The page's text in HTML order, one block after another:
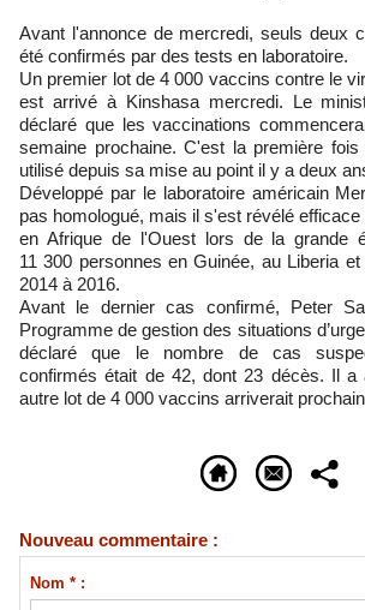
Avant l'annonce de mercredi, seuls deux
été confirmés par des tests en laboratoire.
Un premier lot de 4 000 vaccins contre le
est arrivé à Kinshasa mercredi. Le
déclaré que les vaccinations
semaine prochaine. C'est la première
utilisé depuis sa mise au point il y a deux
Développé par le laboratoire américain
pas homologué, mais il s'est révélé
en Afrique de l'Ouest lors de la grande
11 300 personnes en Guinée, au Liberia
2014 à 2016.
Avant le dernier cas confirmé, Peter
Programme de gestion des situations
déclaré que le nombre de cas
confirmés était de 42, dont 23 décès. Il a
autre lot de 4 000 vaccins arriverait
Nouveau commentaire :
Nom * :